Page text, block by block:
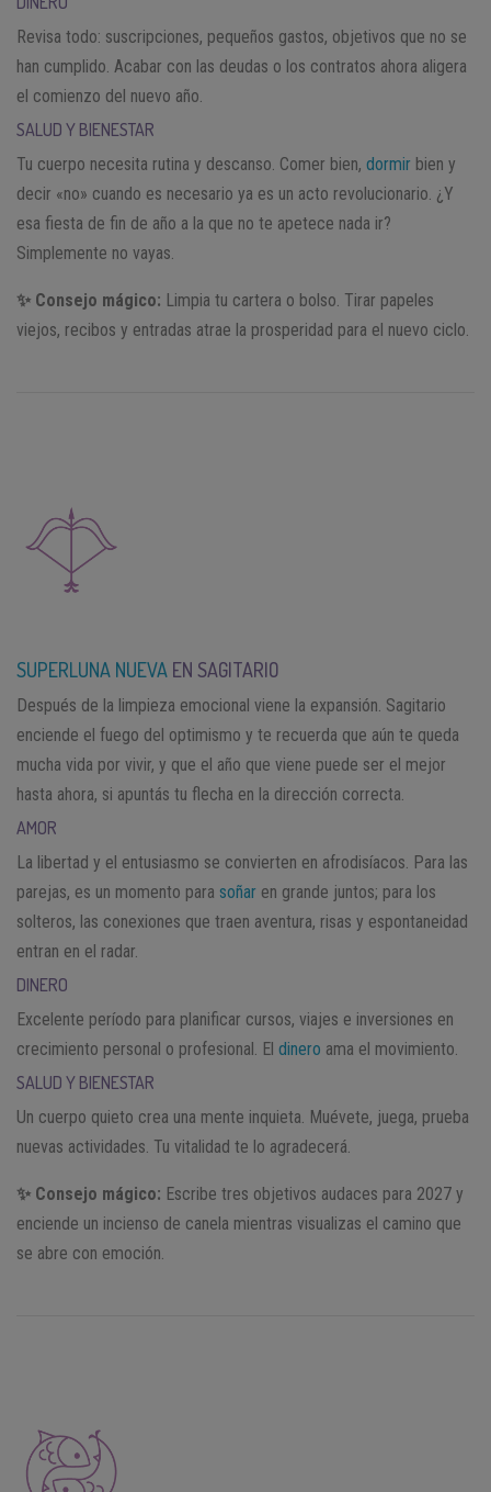
Revisa todo: suscripciones, pequeños gastos, objetivos que no se
han cumplido. Acabar con las deudas o los contratos ahora aligera
el comienzo del nuevo año.
SALUD Y BIENESTAR
Tu cuerpo necesita rutina y descanso. Comer bien, dormir bien y
decir «no» cuando es necesario ya es un acto revolucionario. ¿Y
esa fiesta de fin de año a la que no te apetece nada ir?
Simplemente no vayas.
✨ Consejo mágico: Limpia tu cartera o bolso. Tirar papeles
viejos, recibos y entradas atrae la prosperidad para el nuevo ciclo.
SUPERLUNA NUEVA EN SAGITARIO
Después de la limpieza emocional viene la expansión. Sagitario
enciende el fuego del optimismo y te recuerda que aún te queda
mucha vida por vivir, y que el año que viene puede ser el mejor
hasta ahora, si apuntás tu flecha en la dirección correcta.
AMOR
La libertad y el entusiasmo se convierten en afrodisíacos. Para las
parejas, es un momento para soñar en grande juntos; para los
solteros, las conexiones que traen aventura, risas y espontaneidad
entran en el radar.
DINERO
Excelente período para planificar cursos, viajes e inversiones en
crecimiento personal o profesional. El dinero ama el movimiento.
SALUD Y BIENESTAR
Un cuerpo quieto crea una mente inquieta. Muévete, juega, prueba
nuevas actividades. Tu vitalidad te lo agradecerá.
✨ Consejo mágico: Escribe tres objetivos audaces para 2027 y
enciende un incienso de canela mientras visualizas el camino que
se abre con emoción.